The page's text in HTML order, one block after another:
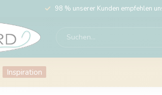
98 % unserer Kunden empfehlen
Inspiration